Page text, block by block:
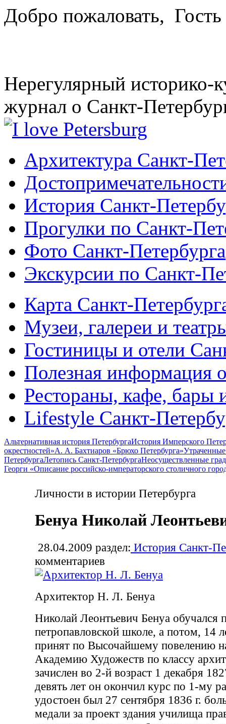
Добро пожаловать, Гость
Нерегулярный историко-
журнал о Санкт-
Архитектура Санкт-
История Санкт-
Прогулки по Санкт-
Фото Санкт-Петербурга
Экскурсии по Санкт-
Карта Санкт-
Музеи, галереи и
Гостиницы и отели
Полезная информация
Рестораны, кафе, бары
Lifestyle Санкт-
Альтернативная история ПетербургаИстория Имперского
окрестностей»А. А. Бахтиаров «Брюхо Петербурга»
ПетербургаЛетопись Санкт-ПетербургаНеосуществленные
Георги «Описание российско-императорского столичного
Личности в истории Петербурга
Бенуа Николай
28.04.2009 раздел: История Санкт-
комментариев
Архитектор Н. Л. Бенуа
Николай Леонтьевич Бенуа обучался
петропавловской школе, а потом, 14
принят по Высочайшему повелению
Академию Художеств по классу
зачислен во 2-й возраст 1 декабря
девять лет он окончил курс по 1-му
удостоен был 27 сентября 1836 г.
медали за проект здания училища